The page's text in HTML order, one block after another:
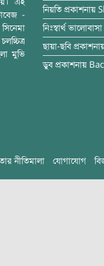
-
মুভি
নিয়তি প্রকাশনায়
নিঃস্বার্থ ভালোবাসা
ছায়া-ছবি
ডুব প্রকাশনায়
নীতিমালা যোগাযোগ